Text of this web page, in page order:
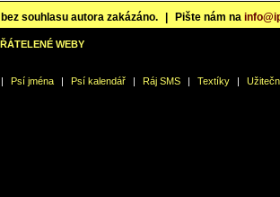
souhlasu autora zakázáno. Pište nám na
WEBY
| Psí jména | Psí kalendář | Ráj SMS | Textíky |